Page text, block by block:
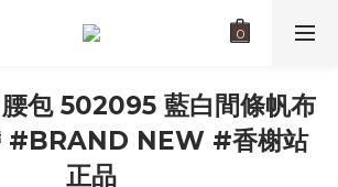
包 502095 藍白間條帆布
#BRAND NEW #香榭站
正品